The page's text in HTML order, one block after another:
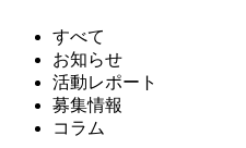
すべて
お知らせ
活動レポート
募集情報
コラム